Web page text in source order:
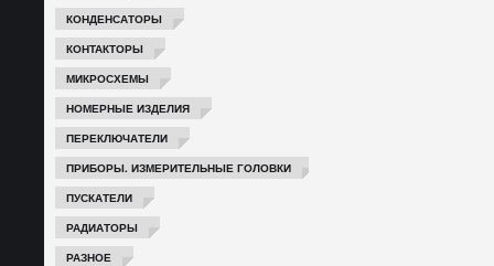
КОНДЕНСАТОРЫ
КОНТАКТОРЫ
МИКРОСХЕМЫ
НОМЕРНЫЕ ИЗДЕЛИЯ
ПЕРЕКЛЮЧАТЕЛИ
ПРИБОРЫ. ИЗМЕРИТЕЛЬНЫЕ ГОЛОВКИ
ПУСКАТЕЛИ
РАДИАТОРЫ
РАЗНОЕ